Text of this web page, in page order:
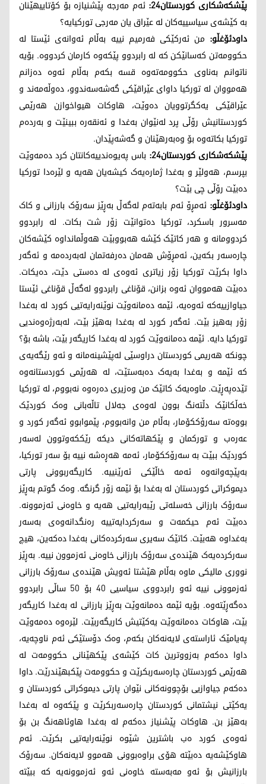
پێشکەشکاری کوردستان24:
ئەم مەرجە پێشنیازە بۆ کۆتاییهێنان
بە کێشەی سیاسییەکان لە عێراق یان مەرجی تورکیایە؟
داودئۆغڵو: من ئەرکێکی فەرمیم نییە بەڵام ئەوانەی ئێستا لە
حکوومەتن کەسانێکن کە لە رابردوو پێکەوە کارمان کردووە. بۆیە
ناتوانم بەناوی حکوومەتەوە قسە بکەم بەڵام ئەوە دەزانم
هەمووان لە تورکیا داوای عێراقێکی گەشەسەندوو، دەوڵەمەند و
عێراقێکی یەکگرتوویان دەوێت، هاوکات هیواخوازن هەرێمی
کوردستانیش رۆڵی پرد لەنێوان بەغدا و ئەنقەرە ببینێت و بەردەم
تورکیا بکاتەوە بۆ وەبەرهێنان و گەشەپێدان.
پێشکەشکاری کوردستان24:
باس پەیوەندییەکانتان کرد دەمەوێت
بپرسم، هەولێر و بەغدا ژمارەیەک کیشەیان هەیە و لێرەدا تورکیا
دەبێت رۆڵی چی بێت؟
داودئۆغڵو: ئەمڕۆ ئەم بابەتەم لەگەڵ بەڕێز سەرۆک بارزانی و کاک
مەسرور باسکرد، تورکیا دەتوانێت زۆر شت بکات. لە رابردوو
کردوومانە و هەر کاتێک کێشە هەبووبێت هەوڵمانداوە کێشەکان
چارەسەر بکەین، ئەمڕۆش هەمان دەرفەتمان لەبەردەمە و ئەگەر
داوا بکرێت تورکیا زۆر زیاتری ئەوەی لە دەستی دێت، دەیکات.
دەبێت هەمووان ئەوە بزانن، قۆناغی رابردوو لەگەڵ قۆناغی ئێستا
جیاوازییەکە ئەوەیە، ئێمە دەمانەوێت نوێنەرایەتیی کورد لە بەغدا
زۆر بەهیز بێت. ئەگەر کورد لە بەغدا بەهێز بێت، لەبەرژەوەندیی
تورکیا دایە. ئێمە دەمانەوێت کورد لە بەغدا کاریگەر بێت، باشە بۆ؟
چونکە هەریمی کوردستان دراوسێی لەپێشینەمانە و ئەو رێگەیەی
کە ئێمە و بەغدا بەیەک دەبەستێت، لە هەرێمی کوردستانەوە
تێدەپەڕێت. ماوەیەک کاتێک من وەزیری دەرەوە نەبووم، لە تورکیا
خەڵکانێک دڵتەنگ بوون لەوەی جەلال تاڵەبانی وەک کوردێک
بووەتە سەرۆککۆمار، بەڵام من وانەبووم، پێموابوو ئەگەر کورد و
عەرەب و تورکمان و پێکهاتەکانی دیکە رێککەوتوون لەسەر
کوردێک ببێت بە سەرۆککۆمار، ئەمە هەڕەشە نییە بۆ سەر تورکیا،
بەپێچەوانەوە ئەمە خاڵێکی ئەرێنییە. کاریگەربوونی پارتی
دیموکراتی کوردستان لە بەغدا بۆ ئێمە زۆر گرنگە. وەک گوتم بەڕێز
سەرۆک بارزانی خەسلەتی رێبەرایەتیی هەیە و خاوەنی ئەزموونە.
دەبێت ئەم حیکمەت و سەرکردایەتییە رەنگدانەوەی بەسەر
بەغداوە هەبێت. کاتێک سەیری سەرکردەکانی بەغدا دەکەین، هیچ
سەرکردەیەک هێندەی سەرۆک بارزانی خاوەنی ئەزموون نییە. بەڕێز
نووری مالیکی ماوە بەڵام هێشتا ئەویش هێندەی سەرۆک بارزانی
ئەزموونی نییە ئەو رابردووی سیاسیی 40 بۆ 50 ساڵی رابردوو
دەگەڕێتەوە. بۆیە ئێمە دەمانەوێت بەڕێز بارزانی لە بەغدا کاریگەر
بێت، هاوکات دەمانەوێت یەکێتیش کاریگەربێت. لێرەوە دەمەوێت
پەیامێک ئاراستەی لایەنەکان بکەم، وەک دۆستێکی ئەم ناوچەیە،
داوا دەکەم بەزووترین کات کێشەی پێکهێنانی حکوومەت لە
هەرێمی کوردستان چارەسەربکرێت و حکوومەت پێکبهێندرێت. داوا
دەکەم جیاوازیی بۆچوونەکانی نێوان پارتی دیموکراتی کوردستان و
یەکێتی نیشتمانی کوردستان چارەسەربکرێت و پێکەوە لە بەغدا
بەهێز بن. هاوکات پێشنیاز دەکەم لە بەغدا هاوئاهەنگ بن بۆ
ئەوەی کورد ەب باشترین شێوە نوێنەرایەتیی بکرێت. ئەم
هاوکێشەیە دەبێتە هۆی براوەبوونی هەموو لایەنەکان. سەرۆک
بارزانیش بۆ ئەو مەبەستە خاوەنی ئەو ئەزموونەیە کە ببێتە